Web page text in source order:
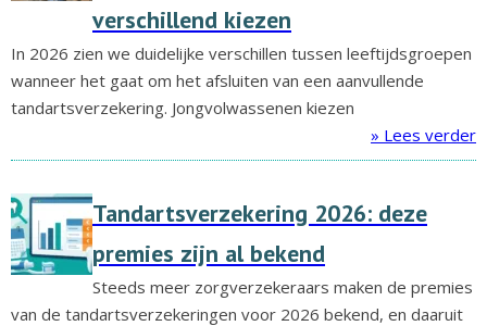
verschillend kiezen
In 2026 zien we duidelijke verschillen tussen leeftijdsgroepen
wanneer het gaat om het afsluiten van een aanvullende
tandartsverzekering. Jongvolwassenen kiezen
» Lees verder
Tandartsverzekering 2026: deze
premies zijn al bekend
Steeds meer zorgverzekeraars maken de premies
van de tandartsverzekeringen voor 2026 bekend, en daaruit